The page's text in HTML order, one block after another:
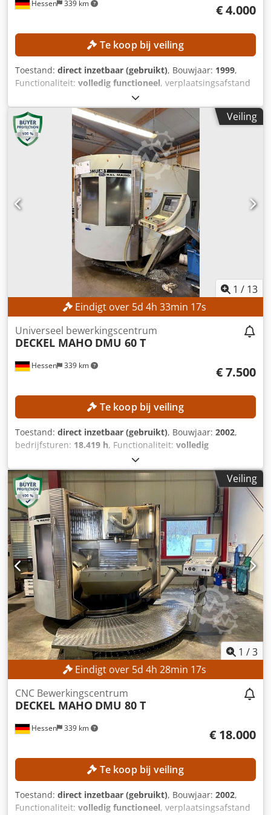
Hessen 339 km € 4.000
Te koop bij veiling
Toestand: direct inzetbaar (gebruikt), Bouwjaar: 1999,
Functionaliteit: volledig functioneel, verplaatsingsafstand
, verplaatsing Y-as:
verplaatsingsafstand Z-as:560 mm, werkstukgewicht
(max.):
, aantal posities in het
gereedschapsmagazijn:60, draaihoek C-as (max.):
Geen minimum prijs – gegarandeerde verkoop tegen het
hoogste bod! TECHNISCHE GEGEVENS Spindelopname:
SK40 Verplaatsingsbereik X-as: 600 mm
Verplaatsingsbereik Y-as: 560 mm Verplaatsingsbereik Z-
as: 560 mm Draaibereik B-as: 360° Aantal
gereedschapsposities in het magazijn: 60
MACHINEGEGEVENS Besturing: Siemens Aantal pallets: 2
Palletafmeting: 400 × 500 mm Toelaatbare palletbelasting:
600 kg Machinegewicht: 10.500 kg Crjdpfx Afjzpxd Rs Ref
Veiling
1 / 13
Eindigt over 5d 4h 33min 15s
Hessen 339 km
Universeel bewerkingscentrum
DECKEL MAHO DMU 60 T
€ 7.500
Te koop bij veiling
Toestand: direct inzetbaar (gebruikt), Bouwjaar: 2002,
bedrijfsturen: 18.419 h, Functionaliteit: volledig
, verplaatsingsafstand X-as:
verplaatsing Y-as:560 mm, verplaatsingsafstand Z-as:560
mm, werkstukgewicht (max.):350 kg, aantal posities in het
gereedschapsmagazijn:
gegarandeerde verkoop tegen het hoogste bod!
TECHNISCHE GEGEVENS Csdpfxszpxdws Af Rjrf
Verplaatsingsbereik X-as: 630 mm Verplaatsingsbereik Y-
as: 560 mm Verplaatsingsbereik Z-as: 560 mm Aantal
gereedschapshouders: 24 Gereedschapopname: SK 40
Draaibereik C-as: 360° Tafeloppervlak: 600 x 1.000 mm
Tafeldiameter: 600 mm Maximale tafellast: 350 kg
Tafelgewicht: 800 kg Aantal T-gleuven: 8 / 1 T-gleufbreedte:
14 H12 / 14 H7 T-gleufafstand: 63 mm MACHINEGEGEVENS
Aantal assen: 5 (3+2) UITRUSTING Bestuurde NC-
zwenkfreeskop (B-as) NC-draaitafel geïntegreerd in de
vaste tafel (C-as)
Veiling
1 /3
Eindigt over 5d 4h 28min 15s
Hessen 339 km
CNC Bewerkingscentrum
DECKEL MAHO DMU 80 T
€ 18.000
Te koop bij veiling
Toestand: direct inzetbaar (gebruikt), Bouwjaar: 2002,
Functionaliteit: volledig functioneel, verplaatsingsafstand